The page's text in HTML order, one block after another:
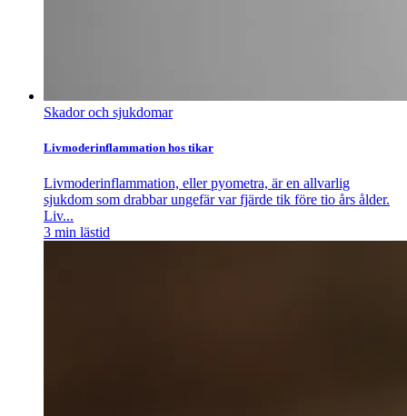
Skador och sjukdomar
Livmoderinflammation hos tikar
Livmoderinflammation, eller pyometra, är en allvarlig
sjukdom som drabbar ungefär var fjärde tik före tio års ålder.
Liv...
3 min lästid